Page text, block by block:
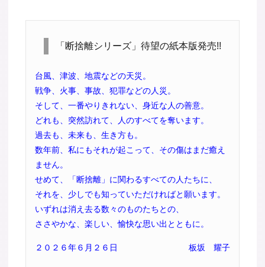
「断捨離シリーズ」待望の紙本版発売!!
台風、津波、地震などの天災。
戦争、火事、事故、犯罪などの人災。
そして、一番やりきれない、身近な人の善意。
どれも、突然訪れて、人のすべてを奪います。
過去も、未来も、生き方も。
数年前、私にもそれが起こって、その傷はまだ癒え
ません。
せめて、「断捨離」に関わるすべての人たちに、
それを、少しでも知っていただければと願います。
いずれは消え去る数々のものたちとの、
ささやかな、楽しい、愉快な思い出とともに。
２０２６年６月２６日 板坂 耀子